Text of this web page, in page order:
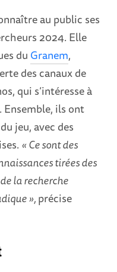
au public ses
2024. Elle
du Granem,
des canaux de
qui s’intéresse à
Ensemble, ils ont
jeu, avec des
« Ce sont des
tirées des
la recherche
»,précise